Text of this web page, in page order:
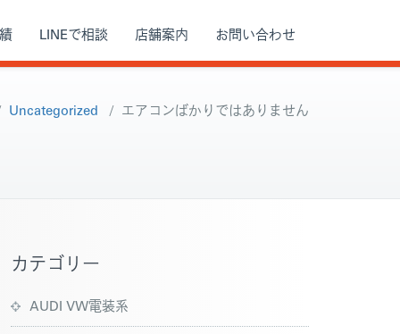
LINEで相談 店舗案内 お問い合わせ
Uncategorized / エアコンばかりではありません
カテゴリー
AUDI VW電装系